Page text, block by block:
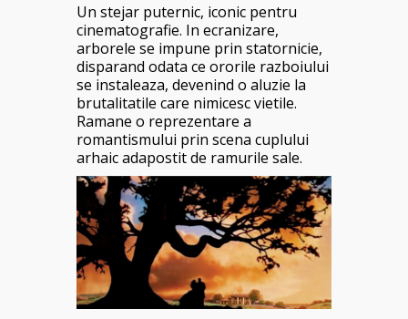
Un stejar puternic, iconic pentru
cinematografie. In ecranizare,
arborele se impune prin statornicie,
disparand odata ce ororile razboiului
se instaleaza, devenind o aluzie la
brutalitatile care nimicesc vietile.
Ramane o reprezentare a
romantismului prin scena cuplului
arhaic adapostit de ramurile sale.